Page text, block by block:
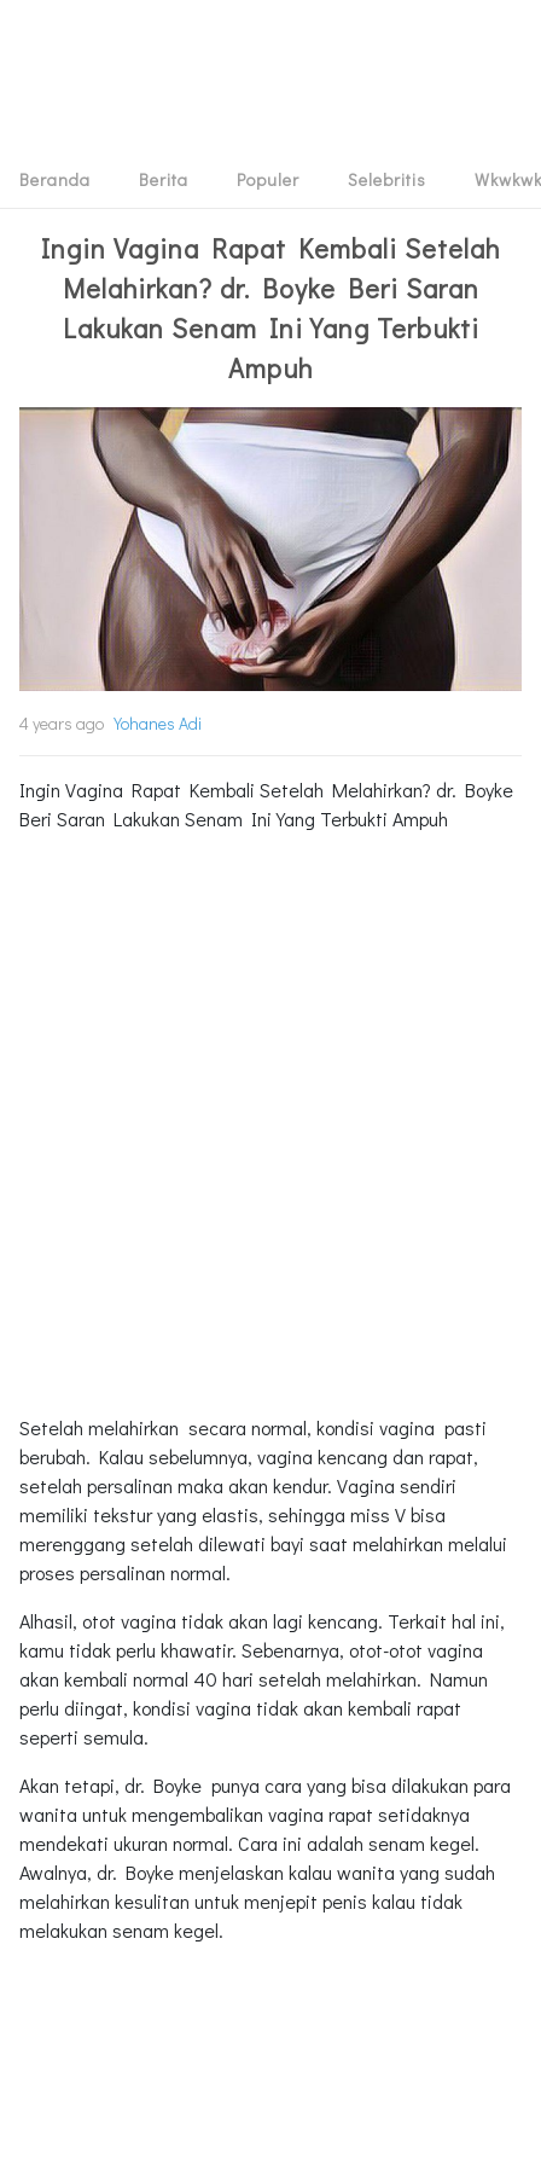
Beranda Berita Populer Selebritis Wkwkwk
Ingin Vagina Rapat Kembali Setelah
Melahirkan? dr. Boyke Beri Saran
Lakukan Senam Ini Yang Terbukti
Ampuh
4 years ago Yohanes Adi
Ingin Vagina Rapat Kembali Setelah Melahirkan? dr. Boyke
Beri Saran Lakukan Senam Ini Yang Terbukti Ampuh
Setelah melahirkan secara normal, kondisi vagina pasti
berubah. Kalau sebelumnya, vagina kencang dan rapat,
setelah persalinan maka akan kendur. Vagina sendiri
memiliki tekstur yang elastis, sehingga miss V bisa
merenggang setelah dilewati bayi saat melahirkan melalui
proses persalinan normal.
Alhasil, otot vagina tidak akan lagi kencang. Terkait hal ini,
kamu tidak perlu khawatir. Sebenarnya, otot-otot vagina
akan kembali normal 40 hari setelah melahirkan. Namun
perlu diingat, kondisi vagina tidak akan kembali rapat
seperti semula.
Akan tetapi, dr. Boyke punya cara yang bisa dilakukan para
wanita untuk mengembalikan vagina rapat setidaknya
mendekati ukuran normal. Cara ini adalah senam kegel.
Awalnya, dr. Boyke menjelaskan kalau wanita yang sudah
melahirkan kesulitan untuk menjepit penis kalau tidak
melakukan senam kegel.